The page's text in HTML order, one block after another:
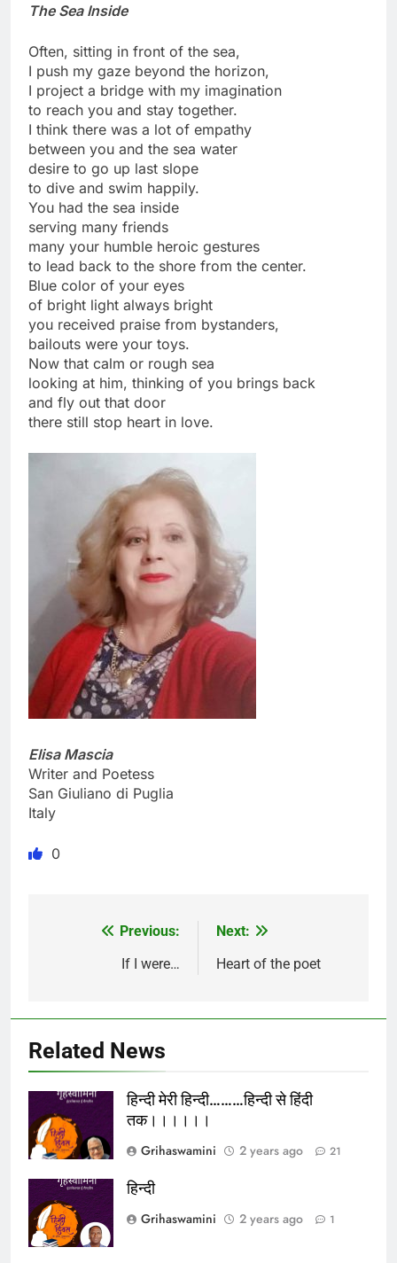
The Sea Inside
Often, sitting in front of the sea,
I push my gaze beyond the horizon,
I project a bridge with my imagination
to reach you and stay together.
I think there was a lot of empathy
between you and the sea water
desire to go up last slope
to dive and swim happily.
You had the sea inside
serving many friends
many your humble heroic gestures
to lead back to the shore from the center.
Blue color of your eyes
of bright light always bright
you received praise from bystanders,
bailouts were your toys.
Now that calm or rough sea
looking at him, thinking of you brings back
and fly out that door
there still stop heart in love.
Elisa Mascia
Writer and Poetess
San Giuliano di Puglia
Italy
0
navigation
Previous:
If I were…
Next:
Heart of the poet
Related News
हिन्दी मेरी हिन्दी………हिन्दी से हिंदी
तक।।।।।।
Grihaswamini
2 years ago 21
हिन्दी
Grihaswamini
2 years ago 1